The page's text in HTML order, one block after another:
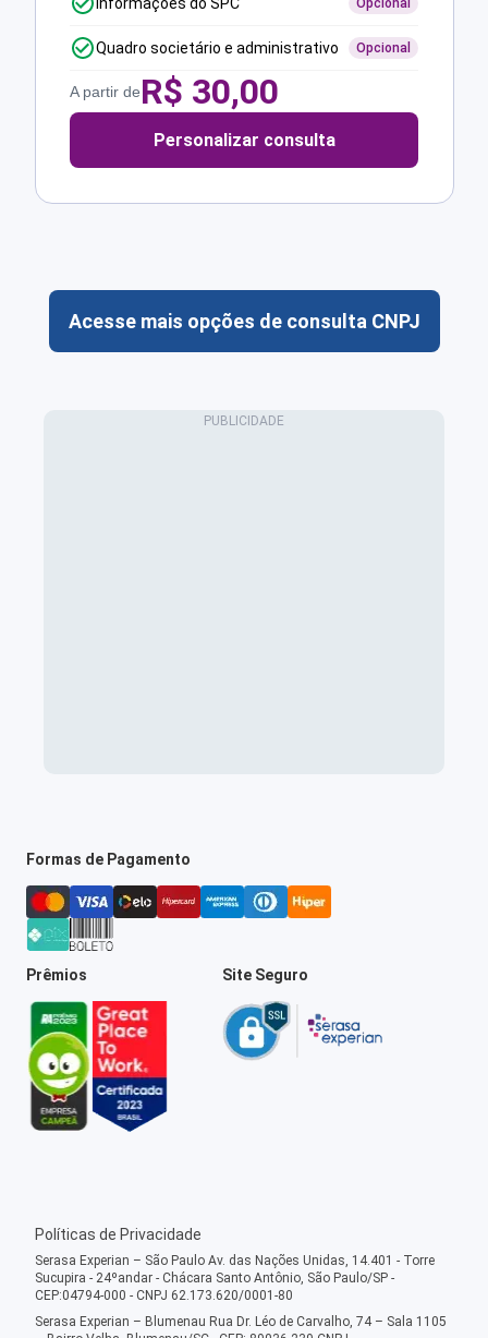
Opcional
Quadro societário e administrativo Opcional
A partir deR$ 30,00
Personalizar consulta
Acesse mais opções de consulta CNPJ
Formas de Pagamento
Prêmios Site Seguro
Políticas de Privacidade
Serasa Experian – São Paulo Av. das Nações Unidas, 14.401 - Torre
Sucupira - 24ºandar - Chácara Santo Antônio, São Paulo/SP -
CEP:04794-000 - CNPJ 62.173.620/0001-80
Serasa Experian – Blumenau Rua Dr. Léo de Carvalho, 74 – Sala 1105